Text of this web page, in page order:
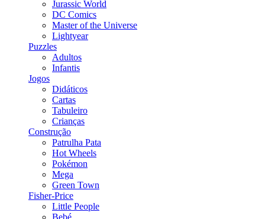
Jurassic World
DC Comics
Master of the Universe
Lightyear
Puzzles
Adultos
Infantis
Jogos
Didáticos
Cartas
Tabuleiro
Crianças
Construção
Patrulha Pata
Hot Wheels
Pokémon
Mega
Green Town
Fisher-Price
Little People
Bebé